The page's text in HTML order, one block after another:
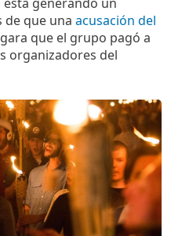
de que una acusación del
que el grupo pagó a
organizadores del